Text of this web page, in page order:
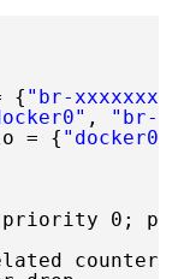
{ "br-
,
"br-
= { "docker0"
0;
counter